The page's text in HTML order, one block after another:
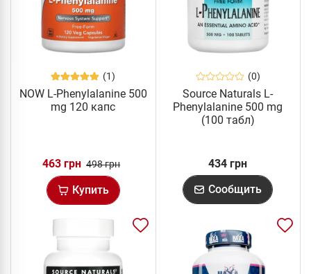
(1)
NOW L-Phenylalanine 500
mg 120 капс
463 грн 498 грн
Купить
(0)
Source Naturals L-
Phenylalanine 500 mg
(100 табл)
434 грн
Сообщить